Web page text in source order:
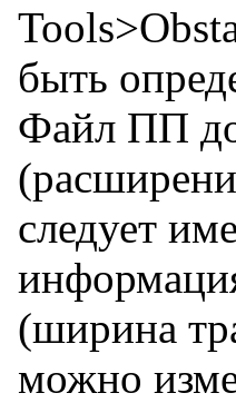
быть
Файл ПП
следует
(ширина
можно